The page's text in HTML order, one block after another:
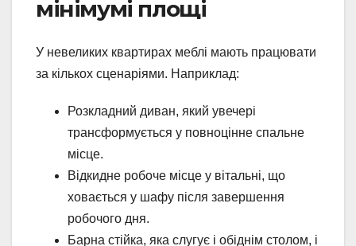
мінімумі площі
У невеликих квартирах меблі мають працювати
за кількох сценаріями. Наприклад:
Розкладний диван, який увечері
трансформується у повноцінне спальне
місце.
Відкидне робоче місце у вітальні, що
ховається у шафу після завершення
робочого дня.
Барна стійка, яка слугує і обіднім столом, і